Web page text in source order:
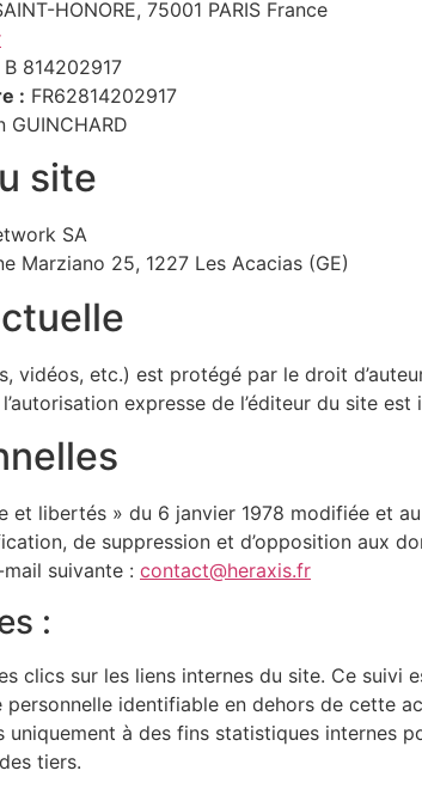
HONORE, 75001 PARIS France
B 814202917
: FR62814202917
GUINCHARD
site
SA
Marziano 25, 1227 Les Acacias (GE)
vidéos, etc.) est protégé par le droit
expresse de l’éditeur du site
libertés » du 6 janvier 1978 modifiée et
de suppression et d’opposition aux
suivante : contact@heraxis.fr
:
clics sur les liens internes du site. Ce suivi
identifiable en dehors de cette
à des fins statistiques internes
tiers.